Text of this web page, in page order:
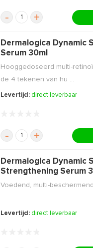
- +
Dermalogica Dynamic
Serum 30ml
Hooggedoseerd multi-
de 4 tekenen van hu ...
Levertijd: direct leverbaar
- +
Dermalogica Dynamic
Strengthening Serum
Voedend, multi-
Levertijd: direct leverbaar